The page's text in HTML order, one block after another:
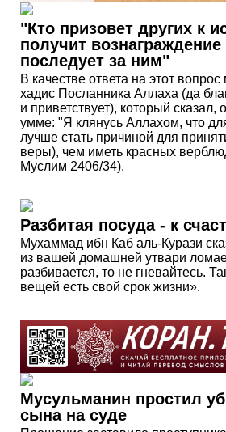
"Кто призовет других к
получит вознаграждение
последует за ним"
В качестве ответа на этот
хадис Посланника Аллаха (да
и приветствует), который сказал,
умме: "Я клянусь Аллахом, что
лучше стать причиной для
веры), чем иметь красных
Муслим 2406/34).
Разбитая посуда - к
Мухаммад ибн Каб аль-Курази
из вашей домашней утвари
разбивается, то не гневайтесь.
вещей есть свой срок жизни».
Мусульманин простил
сына на суде